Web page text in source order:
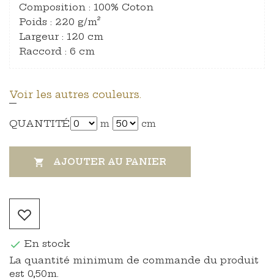
Composition : 100% Coton
Poids : 220 g/m²
Largeur : 120 cm
Raccord : 6 cm
Voir les autres couleurs.
QUANTITÉ m cm
 AJOUTER AU PANIER
 En stock
La quantité minimum de commande du produit
est 0,50m.